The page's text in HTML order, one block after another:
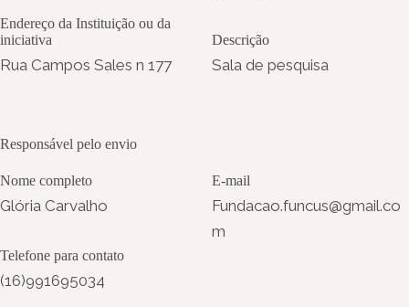
Endereço da Instituição ou da
iniciativa
Rua Campos Sales n 177
Descrição
Sala de pesquisa
Responsável pelo envio
Nome completo
Glória Carvalho
Telefone para contato
(16)991695034
E-mail
Fundacao.funcus@gmail.co
m